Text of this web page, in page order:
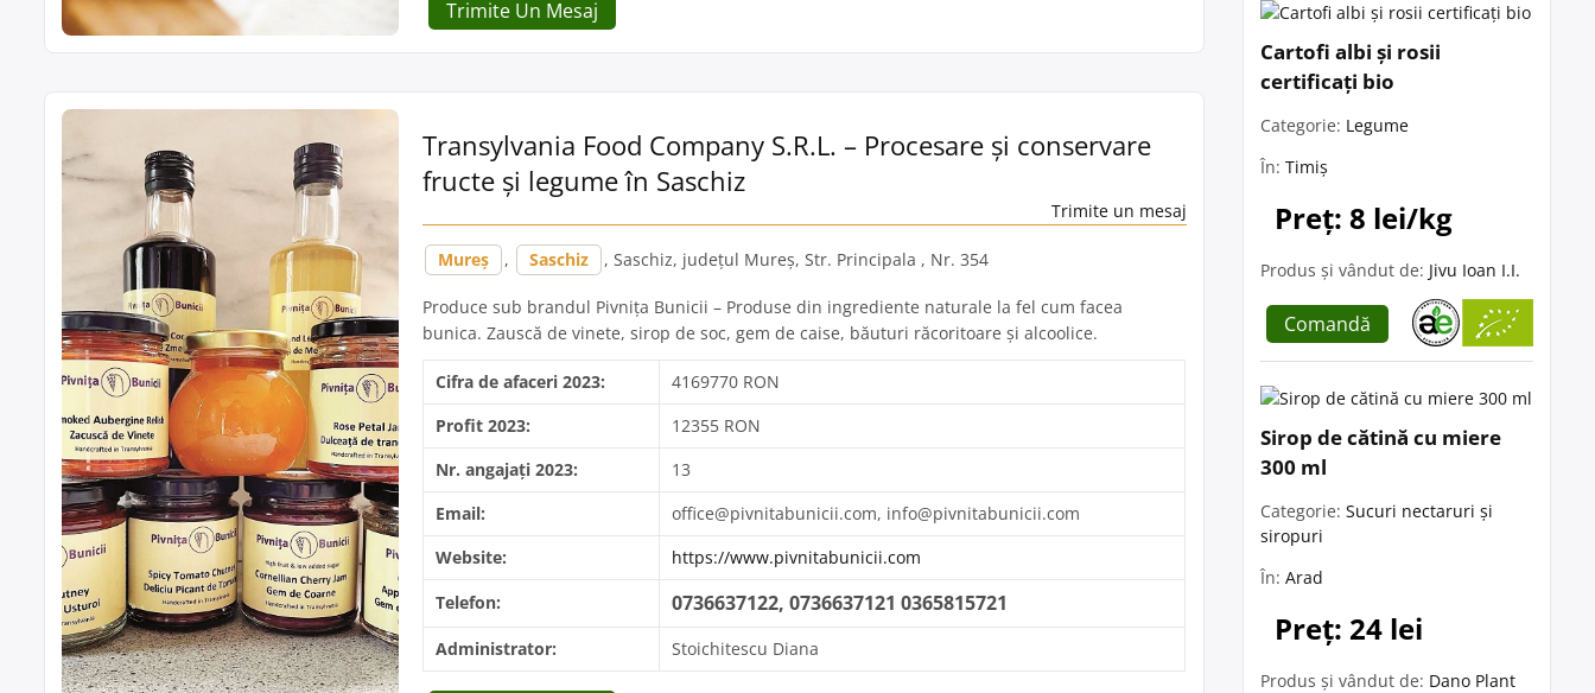
Trimite Un Mesaj
Transylvania Food Company S.R.L. – Procesare și conservare
fructe și legume în Saschiz
Trimite un mesaj
Mureș , Saschiz , Saschiz, județul Mureș, Str. Principala , Nr. 354
Produce sub brandul Pivniţa Bunicii – Produse din ingrediente naturale la fel cum facea
bunica. Zauscă de vinete, sirop de soc, gem de caise, băuturi răcoritoare și alcoolice.
Cifra de afaceri 2023:
4169770 RON
Profit 2023:
12355 RON
Nr. angajați 2023:
13
Email:
office@pivnitabunicii.com, info@pivnitabunicii.com
Website:
https://www.pivnitabunicii.com
Telefon:
0736637122, 0736637121 0365815721
Administrator: Stoichitescu Diana
Cartofi albi și rosii
certificați bio
Categorie: Legume
În: Timiș
Preț: 8 lei/kg
Produs și vândut de: Jivu Ioan I.I.
Comandă
Sirop de cătină cu miere
300 ml
Categorie: Sucuri nectaruri și
siropuri
În: Arad
Preț: 24 lei
Produs și vândut de: Dano Plant